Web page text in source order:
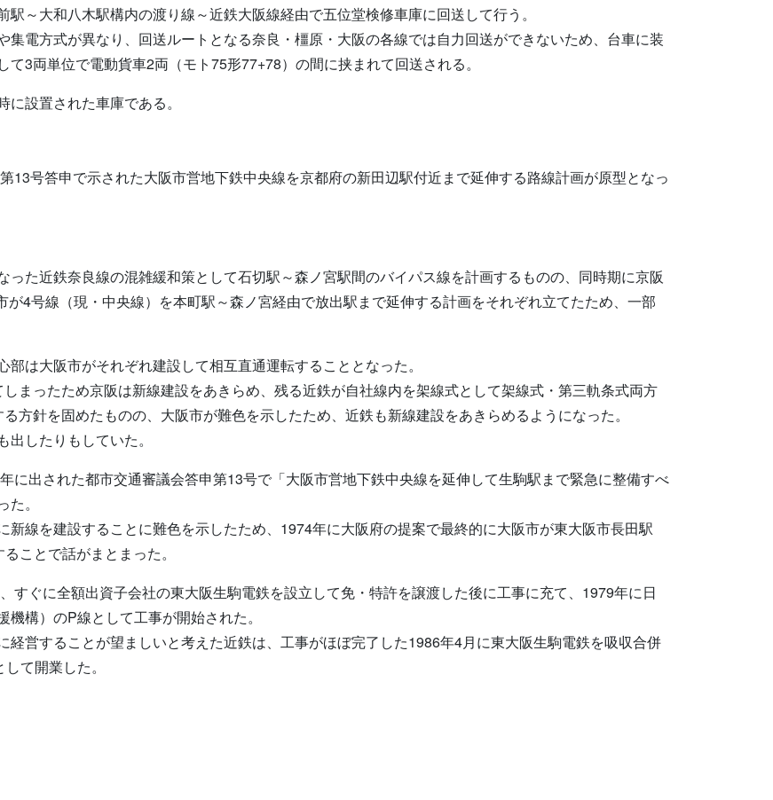
～大和八木駅構内の渡り線～近鉄大阪線経由で五位堂検修車庫に回送して行う。
電方式が異なり、回送ルートとなる奈良・橿原・大阪の各線では自力回送ができないため、台車に装
3両単位で電動貨車2両（モト75形77+78）の間に挟まれて回送される。
設置された車庫である。
13号答申で示された大阪市営地下鉄中央線を京都府の新田辺駅付近まで延伸する路線計画が原型となっ
た近鉄奈良線の混雑緩和策として石切駅～森ノ宮駅間のバイパス線を計画するものの、同時期に京阪
4号線（現・中央線）を本町駅～森ノ宮経由で放出駅まで延伸する計画をそれぞれ立てたため、一部
は大阪市がそれぞれ建設して相互直通運転することとなった。
まったため京阪は新線建設をあきらめ、残る近鉄が自社線内を架線式として架線式・第三軌条式両方
方針を固めたものの、大阪市が難色を示したため、近鉄も新線建設をあきらめるようになった。
したりもしていた。
に出された都市交通審議会答申第13号で「大阪市営地下鉄中央線を延伸して生駒駅まで緊急に整備すべ
。
新線を建設することに難色を示したため、1974年に大阪府の提案で最終的に大阪市が東大阪市長田駅
ことで話がまとまった。
すぐに全額出資子会社の東大阪生駒電鉄を設立して免・特許を譲渡した後に工事に充て、1979年に日
構）のP線として工事が開始された。
営することが望ましいと考えた近鉄は、工事がほぼ完了した1986年4月に東大阪生駒電鉄を吸収合併
て開業した。